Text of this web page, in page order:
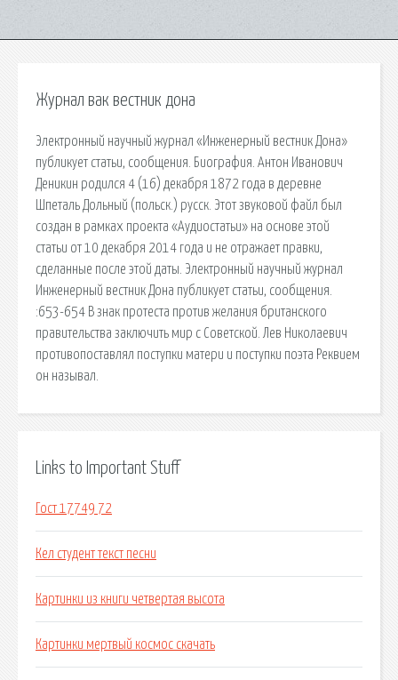
Журнал вак вестник дона
Электронный научный журнал «Инженерный вестник Дона»
публикует статьи, сообщения. Биография. Антон Иванович
Деникин родился 4 (16) декабря 1872 года в деревне
Шпеталь Дольный (польск.) русск. Этот звуковой файл был
создан в рамках проекта «Аудиостатьи» на основе этой
статьи от 10 декабря 2014 года и не отражает правки,
сделанные после этой даты. Электронный научный журнал
Инженерный вестник Дона публикует статьи, сообщения.
:653-654 В знак протеста против желания британского
правительства заключить мир с Советской. Лев Николаевич
противопоставлял поступки матери и поступки поэта Реквием
он называл.
Links to Important Stuff
Гост 17749 72
Кел студент текст песни
Картинки из книги четвертая высота
Картинки мертвый космос скачать